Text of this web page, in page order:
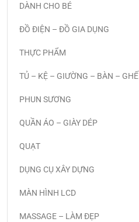
DÀNH CHO BÉ
ĐỒ ĐIỆN – ĐỒ GIA DỤNG
THỰC PHẨM
TỦ – KỆ – GIƯỜNG – BÀN – GHẾ
PHUN SƯƠNG
QUẦN ÁO – GIÀY DÉP
QUẠT
DỤNG CỤ XÂY DỰNG
MÀN HÌNH LCD
MASSAGE – LÀM ĐẸP